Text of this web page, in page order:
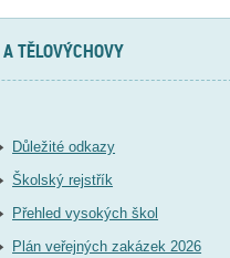
TĚLOVÝCHOVY
Důležité odkazy
Školský rejstřík
Přehled vysokých škol
Plán veřejných zakázek 2026